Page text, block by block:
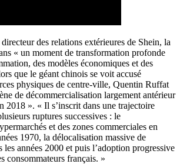
des relations extérieures de Shein, la
« un moment de transformation profonde
des modèles économiques et des
que le géant chinois se voit accusé
physiques de centre-ville, Quentin Ruffat
de décommercialisation largement antérieur
2018 ». « Il s’inscrit dans une trajectoire
ruptures successives : le
et des zones commerciales en
1970, la délocalisation massive de
les années 2000 et puis l’adoption progressive
consommateurs français. »